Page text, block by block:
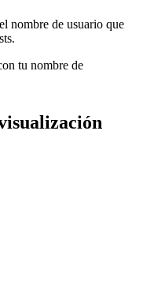
nombre de usuario que
tu nombre de